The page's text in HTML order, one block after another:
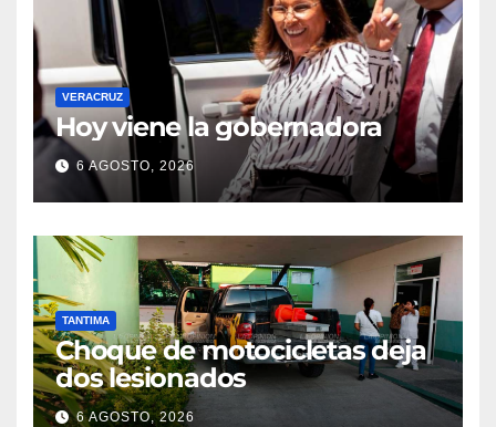
VERACRUZ
Hoy viene la gobernadora
6 AGOSTO, 2026
TANTIMA
Choque de motocicletas deja
dos lesionados
6 AGOSTO, 2026